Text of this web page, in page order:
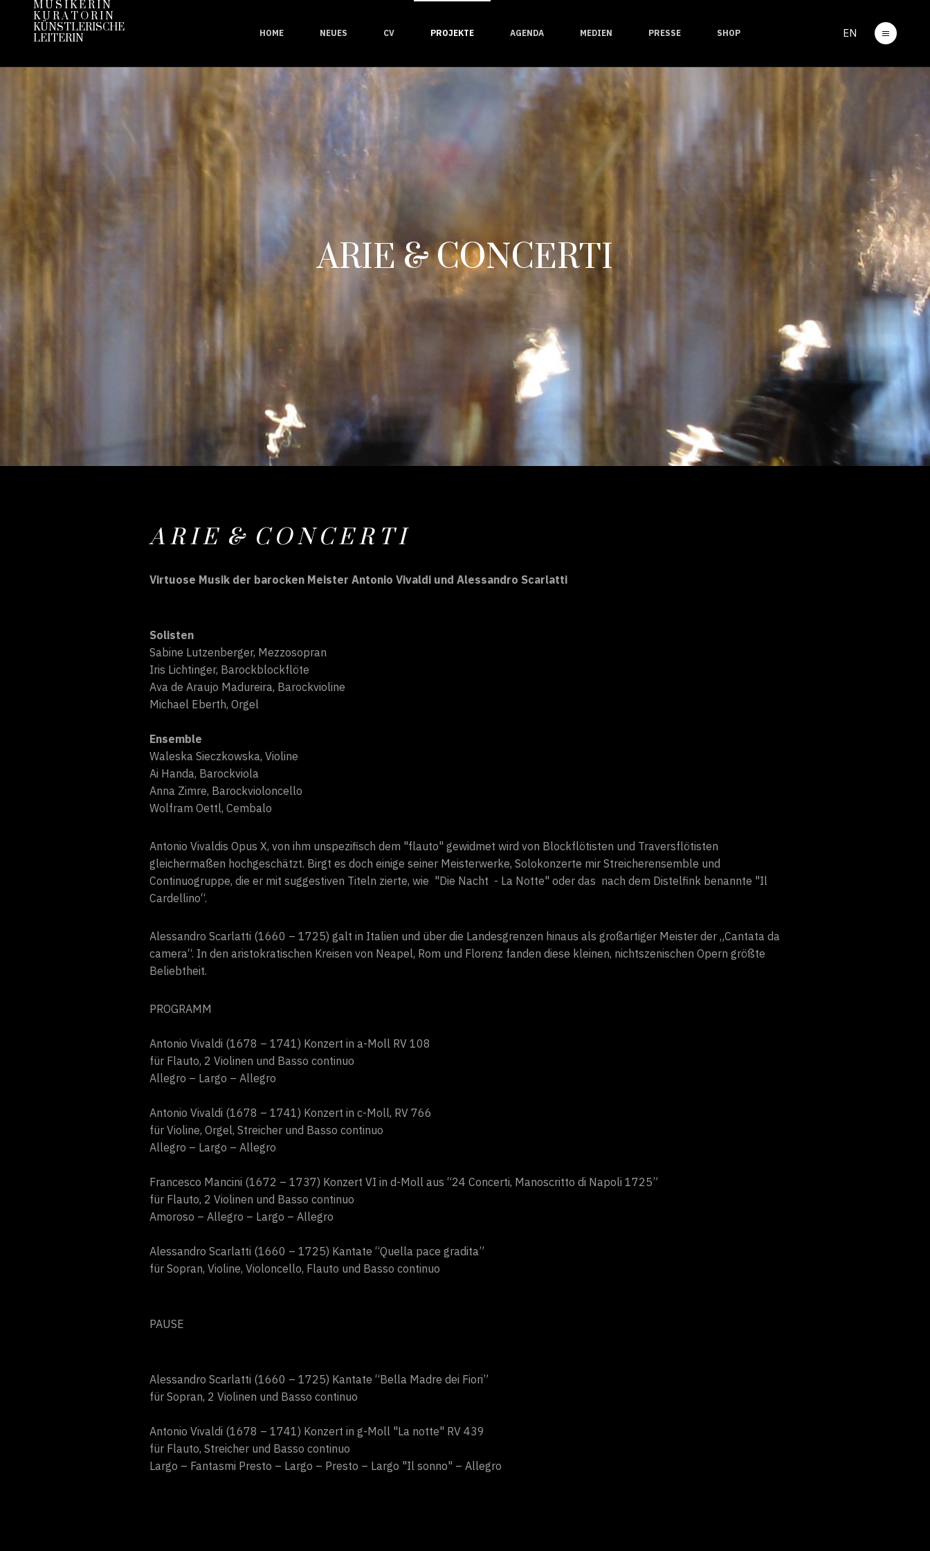
M U S I K E R I N
K U R A T O R I N
KÜNSTLERISCHE
LEITERIN
HOME NEUES CV PROJEKTE AGENDA MEDIEN PRESSE SHOP EN
ARIE & CONCERTI
A R I E & C O N C E R T I
Virtuose Musik der barocken Meister Antonio Vivaldi und Alessandro Scarlatti
Solisten
Sabine Lutzenberger, Mezzosopran
Iris Lichtinger, Barockblockflöte
Ava de Araujo Madureira, Barockvioline
Michael Eberth, Orgel
Ensemble
Waleska Sieczkowska, Violine
Ai Handa, Barockviola
Anna Zimre, Barockvioloncello
Wolfram Oettl, Cembalo
Antonio Vivaldis Opus X, von ihm unspezifisch dem "flauto" gewidmet wird von Blockflötisten und Traversflötisten
gleichermaßen hochgeschätzt. Birgt es doch einige seiner Meisterwerke, Solokonzerte mir Streicherensemble und
Continuogruppe, die er mit suggestiven Titeln zierte, wie "Die Nacht - La Notte" oder das nach dem Distelfink benannte "Il
Cardellino“.
Alessandro Scarlatti (1660 – 1725) galt in Italien und über die Landesgrenzen hinaus als großartiger Meister der „Cantata da
camera“. In den aristokratischen Kreisen von Neapel, Rom und Florenz fanden diese kleinen, nichtszenischen Opern größte
Beliebtheit.
PROGRAMM
Antonio Vivaldi (1678 – 1741) Konzert in a-Moll RV 108
für Flauto, 2 Violinen und Basso continuo
Allegro – Largo – Allegro
Antonio Vivaldi (1678 – 1741) Konzert in c-Moll, RV 766
für Violine, Orgel, Streicher und Basso continuo
Allegro – Largo – Allegro
Francesco Mancini (1672 – 1737) Konzert VI in d-Moll aus “24 Concerti, Manoscritto di Napoli 1725”
für Flauto, 2 Violinen und Basso continuo
Amoroso – Allegro – Largo – Allegro
Alessandro Scarlatti (1660 – 1725) Kantate “Quella pace gradita”
für Sopran, Violine, Violoncello, Flauto und Basso continuo
PAUSE
Alessandro Scarlatti (1660 – 1725) Kantate “Bella Madre dei Fiori”
für Sopran, 2 Violinen und Basso continuo
Antonio Vivaldi (1678 – 1741) Konzert in g-Moll "La notte" RV 439
für Flauto, Streicher und Basso continuo
Largo – Fantasmi Presto – Largo – Presto – Largo "Il sonno" – Allegro